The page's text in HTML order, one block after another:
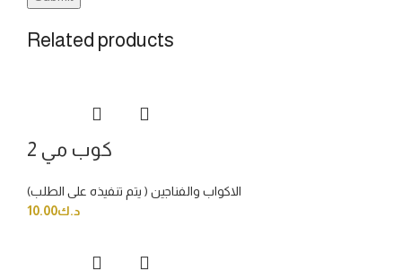
Related products
كوب مي 2
الاكواب والفناجين ( يتم تنفيذه على الطلب)
د.ك10.00